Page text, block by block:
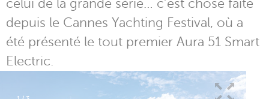
celui de la grande série… c’est chose faite
depuis le Cannes Yachting Festival, où a
été présenté le tout premier Aura 51 Smart
Electric.